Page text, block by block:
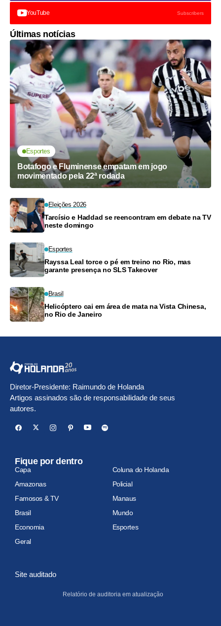
YouTube Subscribers
Últimas notícias
Esportes
Botafogo e Fluminense empatam em jogo
movimentado pela 22ª rodada
Eleições 2026
Tarcísio e Haddad se reencontram em debate na TV
neste domingo
Esportes
Rayssa Leal torce o pé em treino no Rio, mas
garante presença no SLS Takeover
Brasil
Helicóptero cai em área de mata na Vista Chinesa,
no Rio de Janeiro
Diretor-Presidente: Raimundo de Holanda
Artigos assinados são de responsabilidade de seus
autores.
Fique por dentro
Capa
Coluna do Holanda
Amazonas
Policial
Famosos & TV
Manaus
Brasil
Mundo
Economia
Esportes
Geral
Site auditado
Relatório de auditoria em atualização